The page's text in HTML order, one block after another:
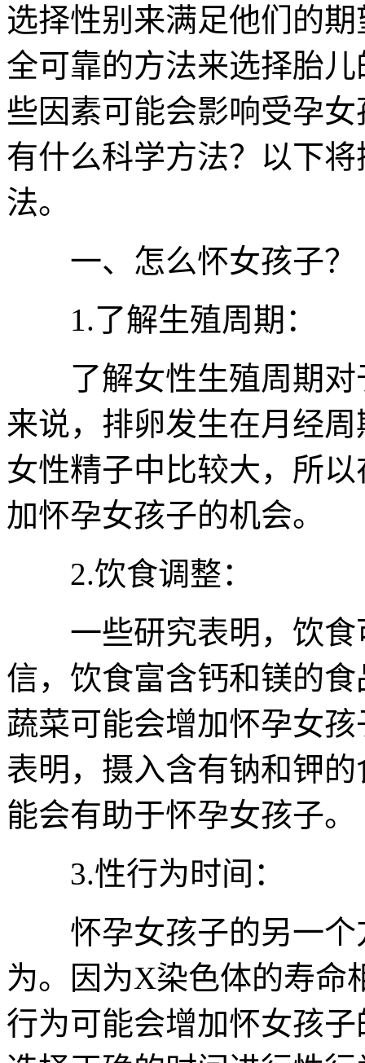
选择性别来满足他们的
全可靠的方法来选择胎
些因素可能会影响受孕
有什么科学方法？以下
法。
一、怎么怀女孩子？
1.了解生殖周期：
了解女性生殖周期对
来说，排卵发生在月经
女性精子中比较大，所
加怀孕女孩子的机会。
2.饮食调整：
一些研究表明，饮食
信，饮食富含钙和镁的
蔬菜可能会增加怀孕女
表明，摄入含有钠和钾
能会有助于怀孕女孩子。
3.性行为时间：
怀孕女孩子的另一个
为。因为X染色体的寿命
行为可能会增加怀女孩